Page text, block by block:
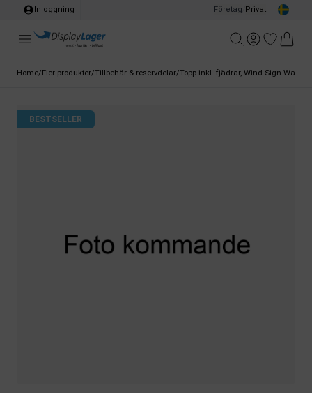
Inloggning Företag Privat
Home/Fler produkter/Tillbehär & reservdelar/Topp inkl. fjädrar, Wind-Sign
BESTSELLER